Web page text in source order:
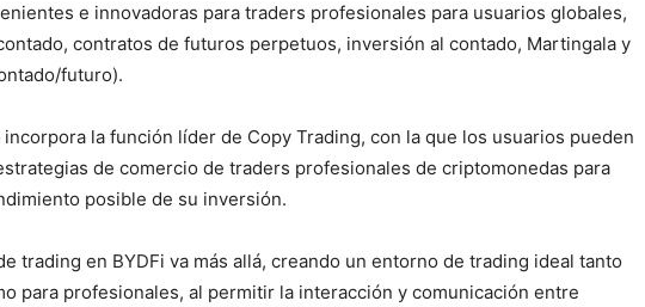
e innovadoras para traders profesionales para usuarios globales,
contratos de futuros perpetuos, inversión al contado, Martingala y
futuro).
incorpora la función líder de Copy Trading, con la que los usuarios pueden
de comercio de traders profesionales de criptomonedas para
posible de su inversión.
trading en BYDFi va más allá, creando un entorno de trading ideal tanto
para profesionales, al permitir la interacción y comunicación entre